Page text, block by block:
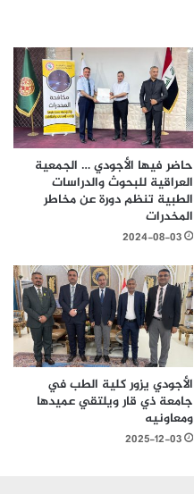
حاضر فيها الأجودي … الجمعية
العراقية للبحوث والدراسات
الطبية تنظم دورة عن مخاطر
المخدرات
2024-08-03
الأجودي يزور كلية الطب في
جامعة ذي قار ويلتقي عميدها
ومعاونيه
2025-12-03